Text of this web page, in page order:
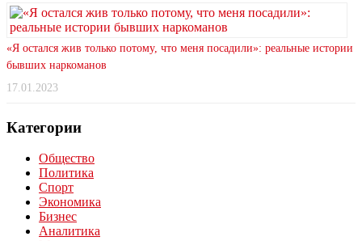
«Я остался жив только потому, что меня посадили»: реальные истории
бывших наркоманов
17.01.2023
Категории
Общество
Политика
Спорт
Экономика
Бизнес
Аналитика